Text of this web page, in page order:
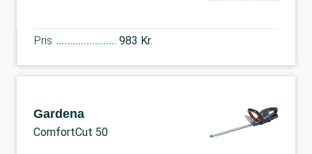
Pris 983 Kr.
Gardena
ComfortCut 50